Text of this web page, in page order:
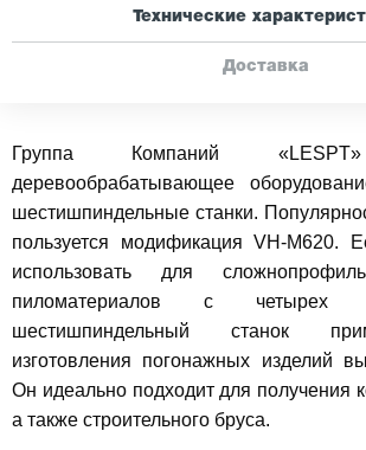
Технические
Доставка
Группа Компаний
деревообрабатывающее
шестишпиндельные станки.
пользуется модификация VH-M620.
использовать для
пиломатериалов с четырех
шестишпиндельный станок
изготовления погонажных изделий
Он идеально подходит для получения
а также строительного бруса.